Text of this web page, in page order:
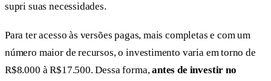
supri suas necessidades.
Para ter acesso às versões pagas, mais completas e com um
número maior de recursos, o investimento varia em torno de
R$8.000 à R$17.500. Dessa forma,antes de investir no